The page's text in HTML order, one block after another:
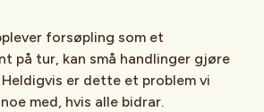
forsøpling som et
på tur, kan små handlinger gjøre
er dette et problem vi
med, hvis alle bidrar.